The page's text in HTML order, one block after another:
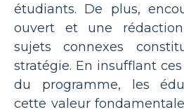
étudiants. De plus,
ouvert et une
sujets connexes
stratégie. En insufflant
du programme, les
cette valeur